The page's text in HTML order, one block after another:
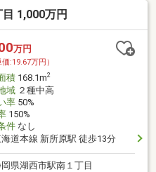
1,000万円
万円
価:19.67万円）
積168.1m2
域２種中高
率50%
150%
件なし
道本線 新所原駅 徒歩13分
県湖西市駅南１丁目